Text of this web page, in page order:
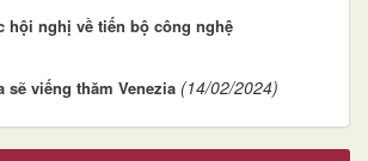
hội nghị về tiến bộ công nghệ
sẽ viếng thăm Venezia (14/02/2024)